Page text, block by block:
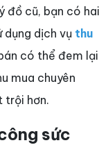
đồ cũ, bạn có hai
dụng dịch vụ thu
có thể đem lại
mua chuyên
trội hơn.
sức